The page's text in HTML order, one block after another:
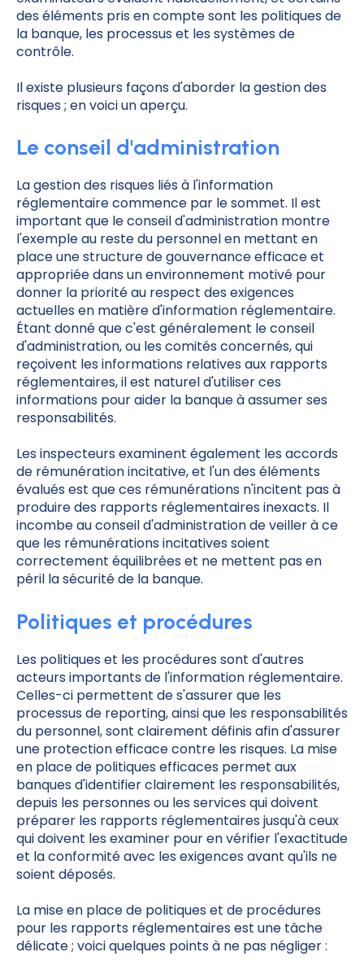
des éléments pris en compte sont les politiques de
la banque, les processus et les systèmes de
contrôle.
Il existe plusieurs façons d'aborder la gestion des
risques ; en voici un aperçu.
Le conseil d'administration
La gestion des risques liés à l'information
réglementaire commence par le sommet. Il est
important que le conseil d'administration montre
l'exemple au reste du personnel en mettant en
place une structure de gouvernance efficace et
appropriée dans un environnement motivé pour
donner la priorité au respect des exigences
actuelles en matière d'information réglementaire.
Étant donné que c'est généralement le conseil
d'administration, ou les comités concernés, qui
reçoivent les informations relatives aux rapports
réglementaires, il est naturel d'utiliser ces
informations pour aider la banque à assumer ses
responsabilités.
Les inspecteurs examinent également les accords
de rémunération incitative, et l'un des éléments
évalués est que ces rémunérations n'incitent pas à
produire des rapports réglementaires inexacts. Il
incombe au conseil d'administration de veiller à ce
que les rémunérations incitatives soient
correctement équilibrées et ne mettent pas en
péril la sécurité de la banque.
Politiques et procédures
Les politiques et les procédures sont d'autres
acteurs importants de l'information réglementaire.
Celles-ci permettent de s'assurer que les
processus de reporting, ainsi que les responsabilités
du personnel, sont clairement définis afin d'assurer
une protection efficace contre les risques. La mise
en place de politiques efficaces permet aux
banques d'identifier clairement les responsabilités,
depuis les personnes ou les services qui doivent
préparer les rapports réglementaires jusqu'à ceux
qui doivent les examiner pour en vérifier l'exactitude
et la conformité avec les exigences avant qu'ils ne
soient déposés.
La mise en place de politiques et de procédures
pour les rapports réglementaires est une tâche
délicate ; voici quelques points à ne pas négliger :